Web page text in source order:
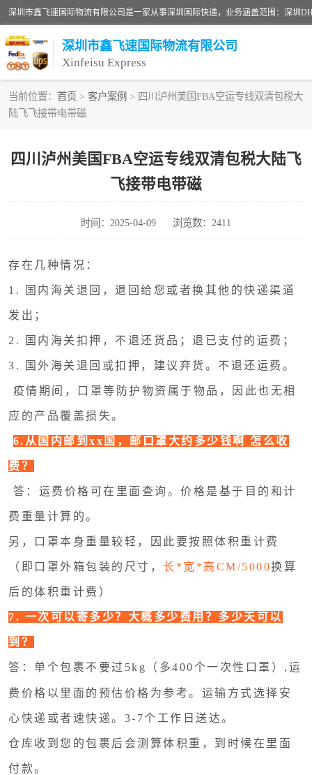
深圳市鑫飞速国际物流有限公司
Xinfeisu Express
当前位置： 首页 > 客户案例 > 四川泸州美国FBA空运专线双清包税大
陆飞飞接带电带磁
四川泸州美国FBA空运专线双清包税大陆飞
飞接带电带磁
时间：2025-04-09 浏览数：2411
存在几种情况：
1. 国内海关退回，退回给您或者换其他的快递渠道
发出；
2. 国内海关扣押，不退还货品；退已支付的运费；
3. 国外海关退回或扣押，建议弃货。不退还运费。
疫情期间，口罩等防护物资属于物品，因此也无相
应的产品覆盖损失。
6.从国内邮到xx国，邮口罩大约多少钱啊 怎么收
费？
答：运费价格可在 里面查询。价格是基于目的和计
费重量计算的。
另，口罩本身重量较轻，因此要按照体积重计费
（即口罩外箱包装的尺寸， 长*宽*高CM/5000换算
后的体积重计费）
7. 一次可以寄多少？大概多少费用？多少天可以
到？
答：单个包裹不要过5kg（多400个一次性口罩）,运
费价格以 里面的预估价格为参考。运输方式选择安
心快递或者速快递。3-7个工作日送达。
仓库收到您的包裹后会测算体积重，到时候在 里面
付款。
联邦快递
俄罗斯快递
UPS国际快递
深圳国际物流公司
DHL国际快递电话